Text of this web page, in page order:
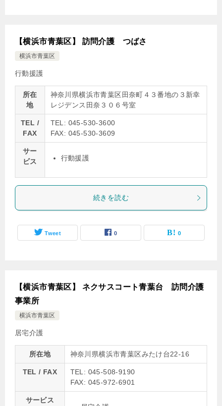
【横浜市青葉区】 訪問介護 つばさ
横浜市青葉区
行動援護
所在
地
神奈川県横浜市青葉区田奈町４３番地の３新幸
レジデンス田奈３０６号室
TEL /
FAX
TEL: 045-530-3600
FAX: 045-530-3609
サー
ビス
行動援護
続きを読む
Tweet 0 0
【横浜市青葉区】 ネクサスコート青葉台 訪問介護
事業所
横浜市青葉区
居宅介護
所在地 神奈川県横浜市青葉区みたけ台22-16
TEL / FAX
TEL: 045-508-9190
FAX: 045-972-6901
サービス